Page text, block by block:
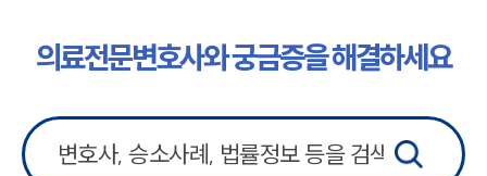
의료전문변호사와 궁금증을 해결하세요